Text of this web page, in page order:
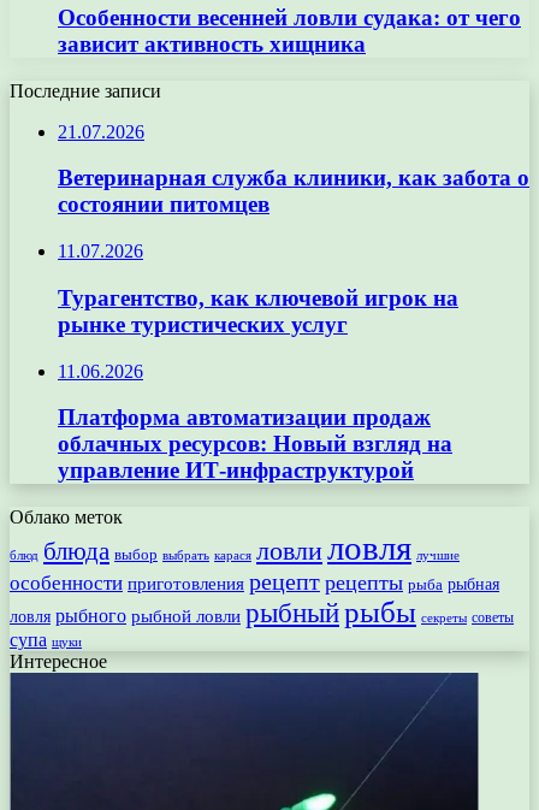
Особенности весенней ловли судака: от чего
зависит активность хищника
Последние записи
21.07.2026
Ветеринарная служба клиники, как забота о
состоянии питомцев
11.07.2026
Турагентство, как ключевой игрок на
рынке туристических услуг
11.06.2026
Платформа автоматизации продаж
облачных ресурсов: Новый взгляд на
управление ИТ-инфраструктурой
Облако меток
блюд блюда выбор выбрать карася ловлиловля лучшие
особенности приготовления рецепт рецепты рыба рыбная
ловля рыбного рыбной ловли рыбныйрыбы секреты советы
супа щуки
Интересное